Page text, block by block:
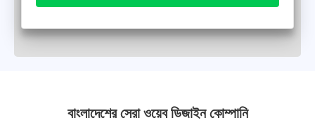
বাংলাদেশের সেরা ওয়েব ডিজাইন কোম্পানি